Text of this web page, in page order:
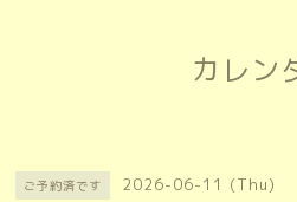
カレン
ご予約済です 2026-06-11 (Thu)